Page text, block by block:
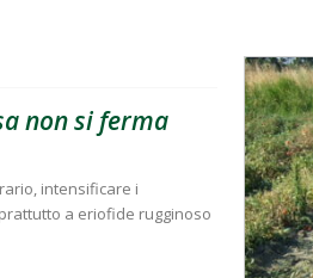
non si ferma
intensificare i
a eriofide rugginoso